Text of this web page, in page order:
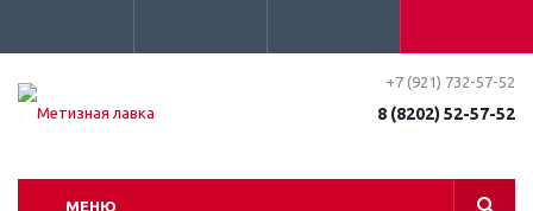
+7 (921) 732-57-52
8 (8202) 52-57-52
МЕНЮ